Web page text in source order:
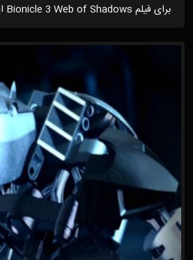
برای فیلم Bionicle 3 Web of Shadows اینجا کلیک کنید.